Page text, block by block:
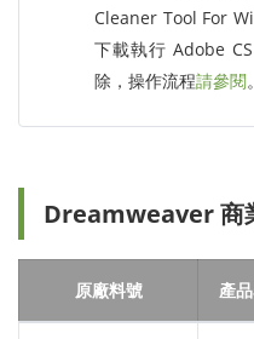
Cleaner Tool For
下載執行 Adobe
除，操作流程請參閱。
Dreamweaver 商
原廠料號 產